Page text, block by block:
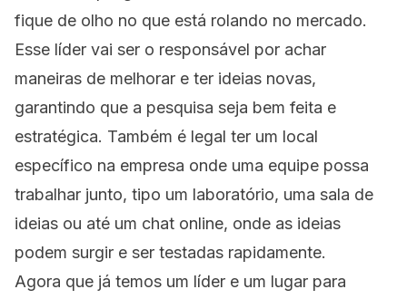
fique de olho no que está rolando no mercado.
Esse líder vai ser o responsável por achar
maneiras de melhorar e ter ideias novas,
garantindo que a pesquisa seja bem feita e
estratégica. Também é legal ter um local
específico na empresa onde uma equipe possa
trabalhar junto, tipo um laboratório, uma sala de
ideias ou até um chat online, onde as ideias
podem surgir e ser testadas rapidamente.
Agora que já temos um líder e um lugar para